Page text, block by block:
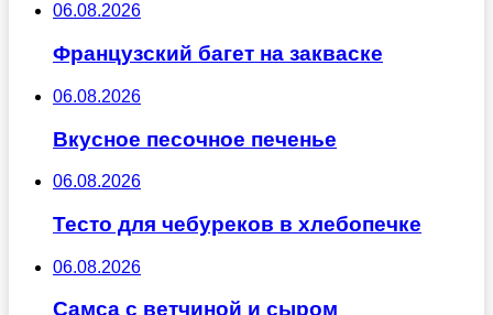
06.08.2026
Французский багет на закваске
06.08.2026
Вкусное песочное печенье
06.08.2026
Тесто для чебуреков в хлебопечке
06.08.2026
Самса с ветчиной и сыром